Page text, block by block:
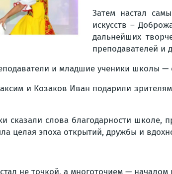
Затем настал
искусств –
дальнейших
преподавателей и
и младшие ученики школы
и Козаков Иван подарили
сказали слова благодарности
целая эпоха открытий, дружбы и
не точкой, а многоточием — началом